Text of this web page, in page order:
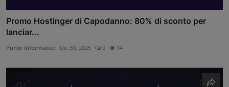
Promo Hostinger di Capodanno: 80% di sconto per
lanciar...
Punto Informatico Dic 30, 2025 0 14